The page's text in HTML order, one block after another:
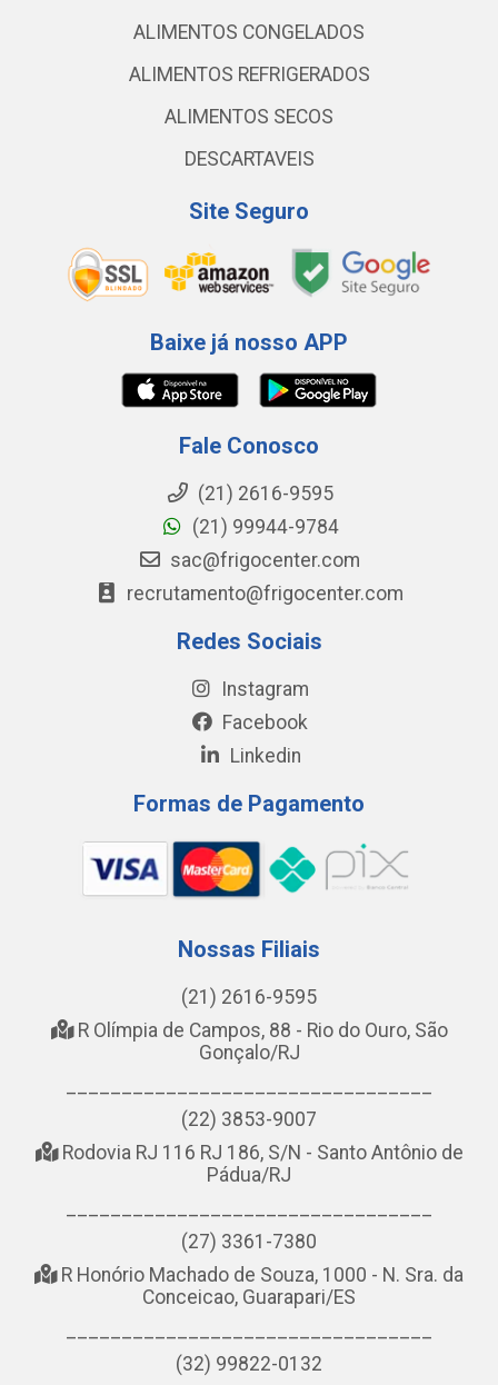
ALIMENTOS CONGELADOS
ALIMENTOS REFRIGERADOS
ALIMENTOS SECOS
DESCARTAVEIS
Site Seguro
Baixe já nosso APP
Fale Conosco
(21) 2616-9595
(21) 99944-9784
sac@frigocenter.com
recrutamento@frigocenter.com
Redes Sociais
Instagram
Facebook
Linkedin
Formas de Pagamento
Nossas Filiais
(21) 2616-9595
R Olímpia de Campos, 88 - Rio do Ouro, São
Gonçalo/RJ
(22) 3853-9007
Rodovia RJ 116 RJ 186, S/N - Santo Antônio de
Pádua/RJ
(27) 3361-7380
R Honório Machado de Souza, 1000 - N. Sra. da
Conceicao, Guarapari/ES
(32) 99822-0132